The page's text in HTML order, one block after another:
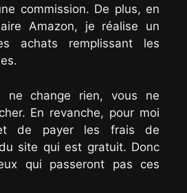
commission. De plus, en
Amazon, je réalise un
achats remplissant les
ne change rien, vous ne
En revanche, pour moi
de payer les frais de
site qui est gratuit. Donc
qui passeront pas ces